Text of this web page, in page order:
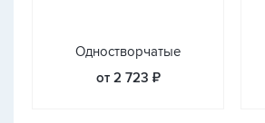
Одностворчатые
от 2 723 ₽